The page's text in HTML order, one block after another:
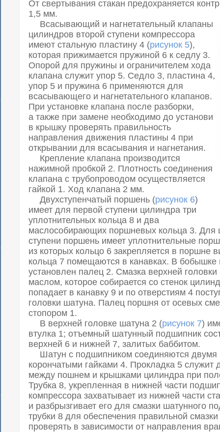
От свертывания стакан предохраняется
1,5 мм.
Всасывающий и нагнетательный клапаны
цилиндров второй ступени компрессора
имеют стальную пластину 4 (рисунок 5),
которая прижимается пружиной 6 к седлу 3.
Опорой для пружины и ограничителем хода
клапана служит упор 5. Седло 3, пластина 4,
упор 5 и пружина 6 применяются для
всасывающего и нагнетательного клапанов.
При установке клапана после разборки,
а также при замене необходимо до установи
в крышку проверять правильность
направления движения пластины 4 при
открывании для всасывания и нагнетания.
Крепление клапана производится
нажимной пробкой 2. Плотность соединения
клапана с трубопроводом осуществляется
гайкой 1. Ход клапана 2 мм.
Двухступенчатый поршень (рисунок 6)
имеет для первой ступени цилиндра три
уплотнительных кольца 8 и два
маслособирающих поршневых кольца 3. Для
ступени поршень имеет уплотнительные
из которых кольцо 6 закрепляется в поршне
кольца 7 помещаются в канавках. В
установлен палец 2. Смазка верхней
маслом, которое собирается со стенок
попадает в канавку 9 и по отверстиям 4
головки шатуна. Палец поршня от осевых
стопором 1.
В верхней головке шатуна 2 (рисунок 7)
втулка 1; отъемный шатунный подшипник
верхней 6 и нижней 7, залитых баббитом.
Шатун с подшипником соединяются двумя
корончатыми гайками 4. Прокладка 5 служит
между пошнем и крышками цилиндра при
Трубка 8, укрепленная в нижней части
компрессора захватывает из нижней части
и разбрызгивает его для смазки шатунного
трубки 8 для обеспечения правильной
проверять в зависимости от направления